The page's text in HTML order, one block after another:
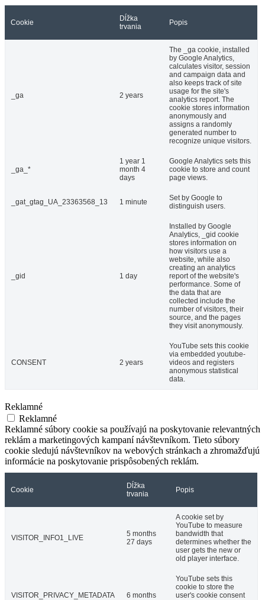
Cookie
Dĺžka
trvania
Popis
_ga 2 years
The _ga cookie, installed
by Google Analytics,
calculates visitor, session
and campaign data and
also keeps track of site
usage for the site's
analytics report. The
cookie stores information
anonymously and
assigns a randomly
generated number to
recognize unique visitors.
_ga_*
1 year 1
month 4
days
Google Analytics sets this
cookie to store and count
page views.
_gat_gtag_UA_23363568_13 1 minute
Set by Google to
distinguish users.
_gid 1 day
Installed by Google
Analytics, _gid cookie
stores information on
how visitors use a
website, while also
creating an analytics
report of the website's
performance. Some of
the data that are
collected include the
number of visitors, their
source, and the pages
they visit anonymously.
CONSENT 2 years
YouTube sets this cookie
via embedded youtube-
videos and registers
anonymous statistical
data.
Reklamné
Reklamné
Reklamné súbory cookie sa používajú na poskytovanie relevantných
reklám a marketingových kampaní návštevníkom. Tieto súbory
cookie sledujú návštevníkov na webových stránkach a zhromažďujú
informácie na poskytovanie prispôsobených reklám.
Cookie
Dĺžka
trvania
Popis
VISITOR_INFO1_LIVE
5 months
27 days
A cookie set by
YouTube to measure
bandwidth that
determines whether the
user gets the new or
old player interface.
VISITOR_PRIVACY_METADATA 6 months
YouTube sets this
cookie to store the
user's cookie consent